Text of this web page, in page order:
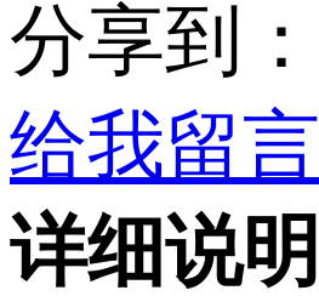
分享到：
给我留言
详细说明